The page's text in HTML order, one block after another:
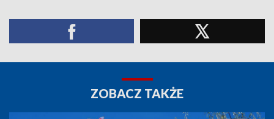
ZOBACZ TAKŻE